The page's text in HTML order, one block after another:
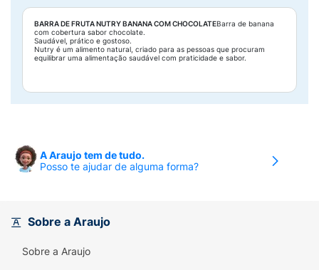
BARRA DE FRUTA NUTRY BANANA COM CHOCOLATEBarra de banana
com cobertura sabor chocolate.
Saudável, prático e gostoso.
Nutry é um alimento natural, criado para as pessoas que procuram
equilibrar uma alimentação saudável com praticidade e sabor.
A Araujo tem de tudo.
Posso te ajudar de alguma forma?
Sobre a Araujo
Sobre a Araujo